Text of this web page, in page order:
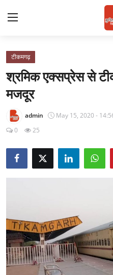
Contact
प्रमुख ख़बर
अपना शहर
राज्य
क्राइम
स्पोर्ट्स
टीकमगढ़
श्रमिक एक्सप्रेस से
मजदूर
admin May 15, 2020 -
0
25